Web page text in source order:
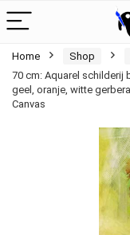
Home Shop
70 cm: Aquarel schilderij
geel, oranje, witte
Canvas